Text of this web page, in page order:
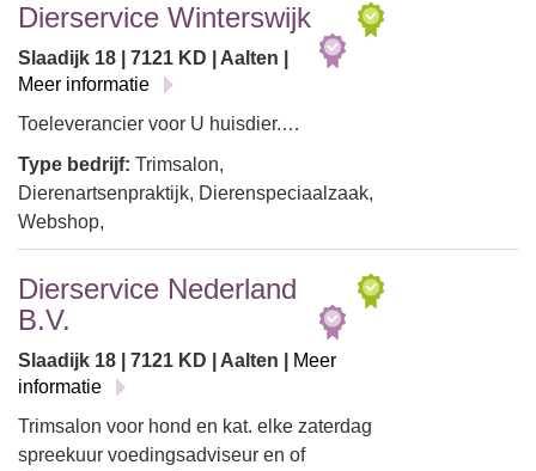
Dierservice Winterswijk
Slaadijk 18 | 7121 KD | Aalten |
Meer informatie
Toeleverancier voor U huisdier.…
Type bedrijf: Trimsalon,
Dierenartsenpraktijk, Dierenspeciaalzaak,
Webshop,
Dierservice Nederland
B.V.
Slaadijk 18 | 7121 KD | Aalten |
Meer
informatie
Trimsalon voor hond en kat. elke zaterdag
spreekuur voedingsadviseur en of